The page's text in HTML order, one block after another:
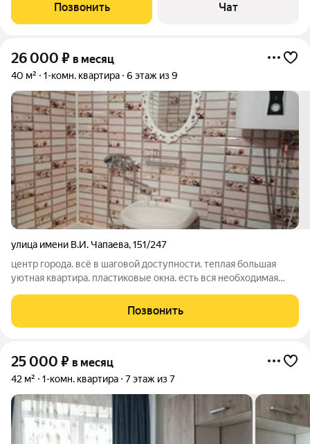
Позвонить Чат
26 000 ₽ в месяц
40 м² 1-комн. квартира 6 этаж из 9
улица имени В.И. Чапаева,151/247
центр города. всё в шаговой доступности. теплая большая
уютная квартира. пластиковые окна. есть вся необходимая
Позвонить
25 000 ₽ в месяц
42 м² 1-комн. квартира 7 этаж из 7